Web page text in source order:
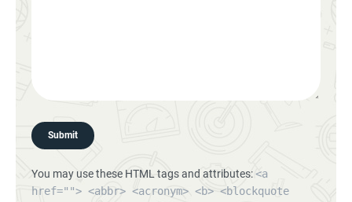
Submit
You may use these HTML tags and attributes:<a
href=""> <abbr> <acronym> <b> <blockquote